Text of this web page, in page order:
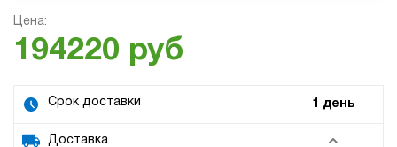
Цена:
194220 руб
Срок доставки 1 день
Доставка